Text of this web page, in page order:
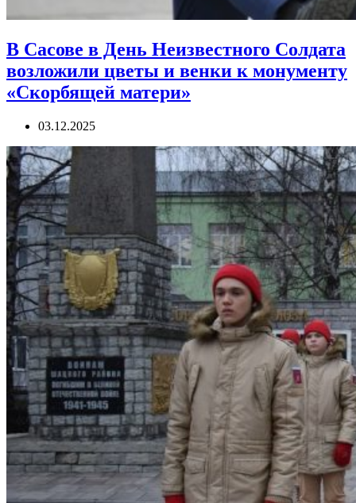
В Сасове в День Неизвестного Солдата
возложили цветы и венки к монументу
«Скорбящей матери»
03.12.2025